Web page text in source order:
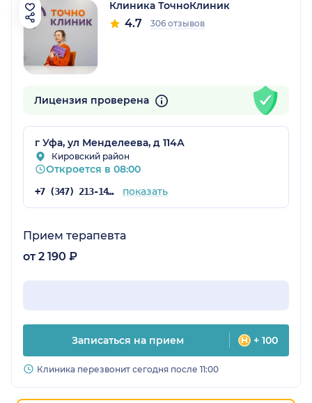
Клиника ТочноКлиник
4.7 306 отзывов
Лицензия проверена
г Уфа, ул Менделеева, д 114А
Кировский район
Откроется в 08:00
+7 (347) 213-14-72 показать
Прием терапевта
от 2 190 ₽
Записаться на прием + 100
Клиника перезвонит сегодня после 11:00